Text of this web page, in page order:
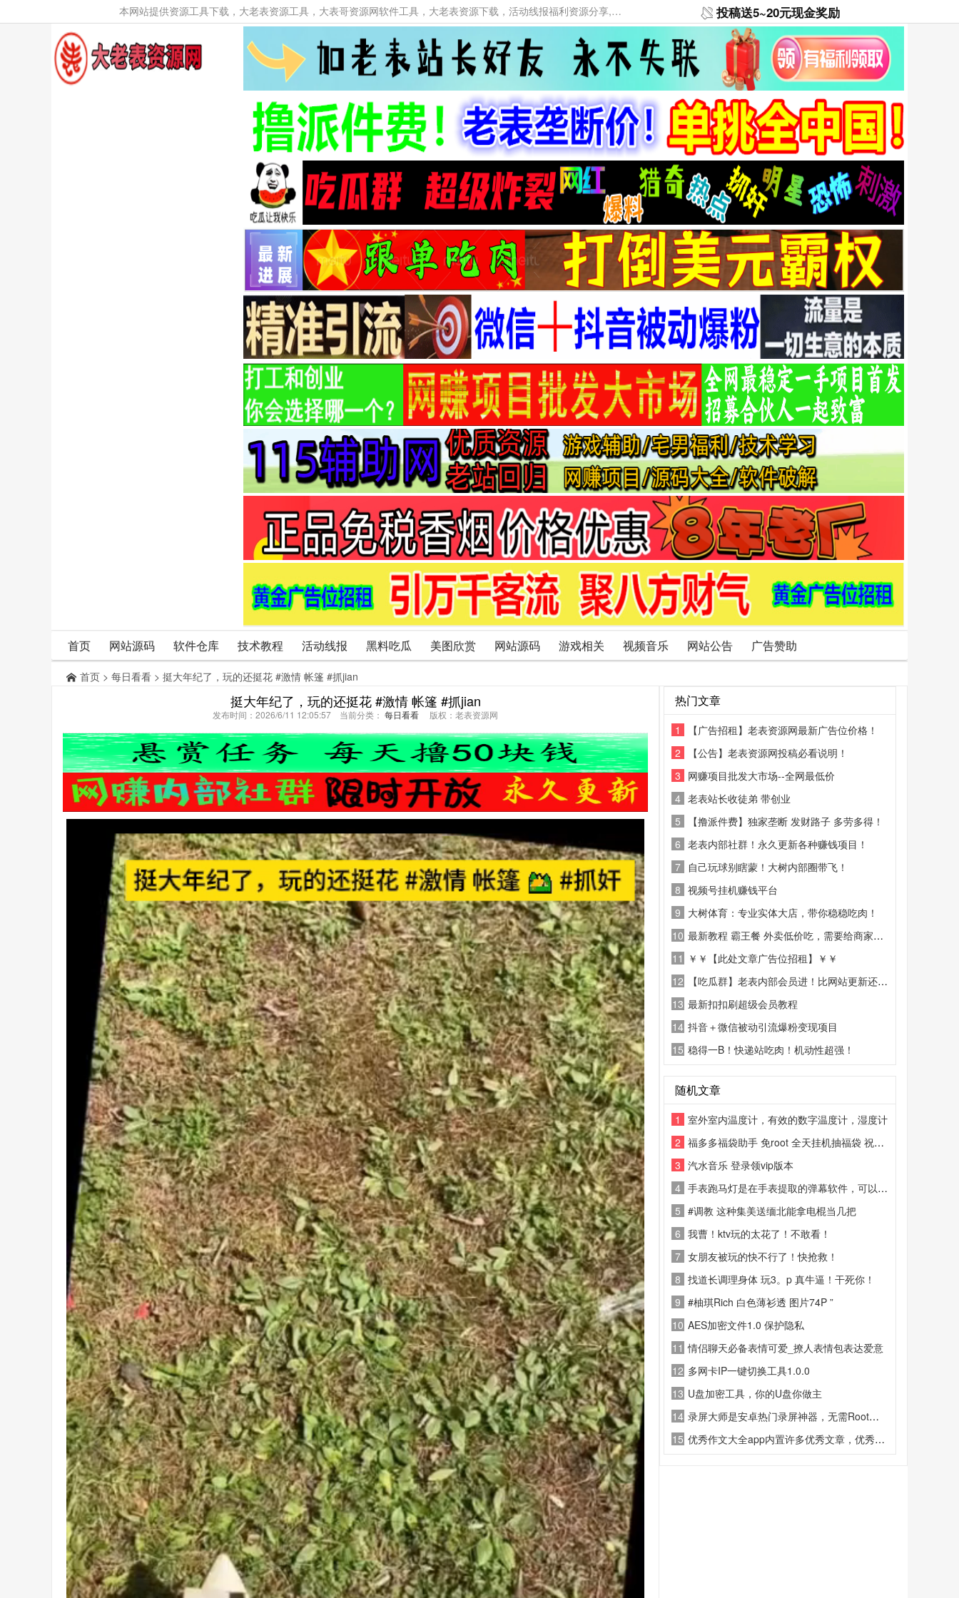
本网站提供资源工具下载，大老表资源工具，大表哥资源网软件工具，大老表资源下载，活动线报福利资源分享,活动线报，大型网游经典游戏，网络热门技术游戏辅助交流与分享。 投稿送5~20元现金奖励
首页 网站源码 软件仓库 技术教程 活动线报 黑料吃瓜 美图欣赏 网站源码 游戏相关 视频音乐 网站公告 广告赞助
首页 > 每日看看 > 挺大年纪了，玩的还挺花 #激情 帐篷 #抓jian
挺大年纪了，玩的还挺花 #激情 帐篷 #抓jian
发布时间：2026/6/11 12:05:57 当前分类： 每日看看 版权：老表资源网
热门文章
1
【广告招租】老表资源网最新广告位价格！
2
【公告】老表资源网投稿必看说明！
3 网赚项目批发大市场--全网最低价
4 老表站长收徒弟 带创业
5
【撸派件费】独家垄断 发财路子 多劳多得！
6 老表内部社群！永久更新各种赚钱项目！
7 自己玩球别瞎蒙！大树内部圈带飞！
8 视频号挂机赚钱平台
9 大树体育：专业实体大店，带你稳稳吃肉！
10 最新教程 霸王餐 外卖低价吃，需要给商家好评
11 ￥￥【此处文章广告位招租】￥￥
12
【吃瓜群】老表内部会员进！比网站更新还精彩！
13 最新扣扣刷超级会员教程
14 抖音＋微信被动引流爆粉变现项目
15 稳得一B！快递站吃肉！机动性超强！
随机文章
1
室外室内温度计，有效的数字温度计，湿度计
2 福多多福袋助手 免root 全天挂机抽福袋 祝你早日抽到苹果17ProMax
3 汽水音乐 登录领vip版本
4 手表跑马灯是在手表提取的弹幕软件，可以设置字体颜色形状等等~
5 #调教 这种集美送缅北能拿电棍当几把
6 我曹！ktv玩的太花了！不敢看！
7 女朋友被玩的快不行了！快抢救！
8 找道长调理身体 玩3。p 真牛逼！干死你！
9 #柚琪Rich 白色薄衫透 图片74P ”
10 AES加密文件1.0 保护隐私
11 情侣聊天必备表情可爱_撩人表情包表达爱意
12 多网卡IP一键切换工具1.0.0
13 U盘加密工具，你的U盘你做主
14 录屏大师是安卓热门录屏神器，无需Root、无时长限制、无水印。支持1080P/60fps高清录
15 优秀作文大全app内置许多优秀文章，优秀作文，都快把我看哭了这一块